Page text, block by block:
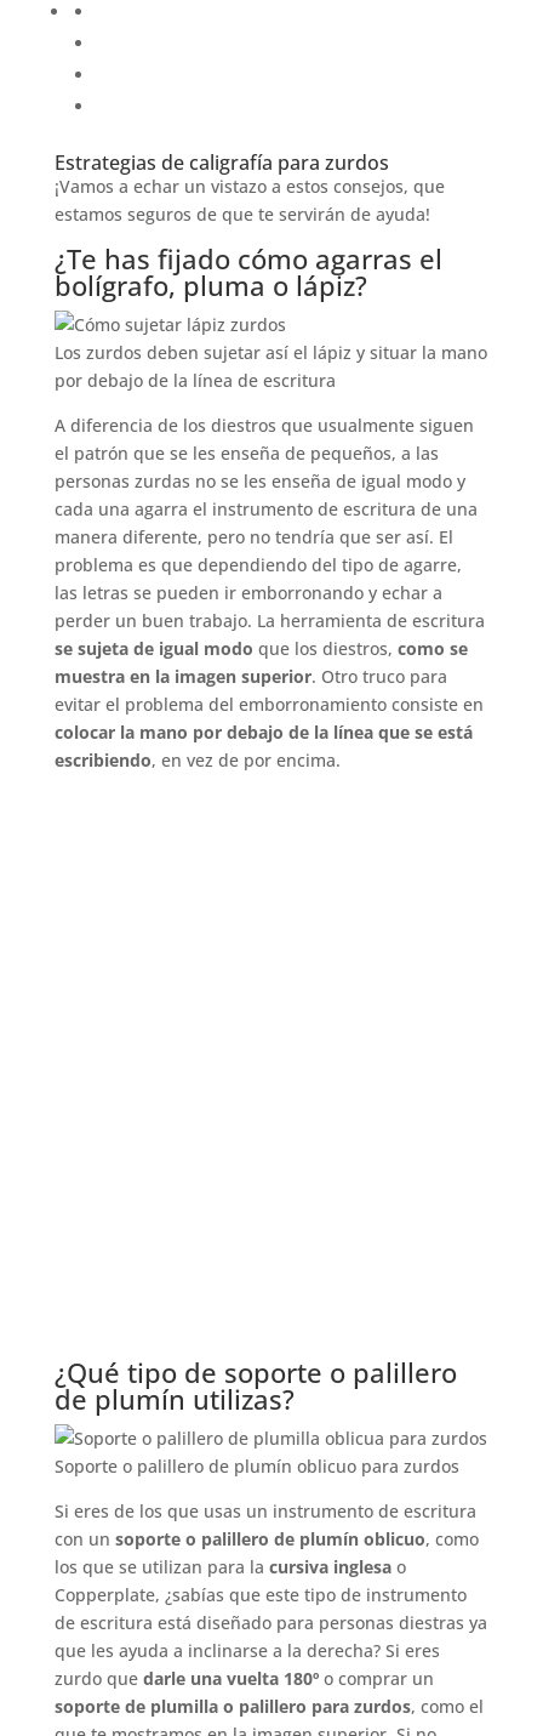
Estrategias de caligrafía para zurdos
¡Vamos a echar un vistazo a estos consejos, que
estamos seguros de que te servirán de ayuda!
¿Te has fijado cómo agarras el
bolígrafo, pluma o lápiz?
Los zurdos deben sujetar así el lápiz y situar la mano
por debajo de la línea de escritura
A diferencia de los diestros que usualmente siguen
el patrón que se les enseña de pequeños, a las
personas zurdas no se les enseña de igual modo y
cada una agarra el instrumento de escritura de una
manera diferente, pero no tendría que ser así. El
problema es que dependiendo del tipo de agarre,
las letras se pueden ir emborronando y echar a
perder un buen trabajo. La herramienta de escritura
se sujeta de igual modo que los diestros, como se
muestra en la imagen superior. Otro truco para
evitar el problema del emborronamiento consiste en
colocar la mano por debajo de la línea que se está
escribiendo, en vez de por encima.
¿Qué tipo de soporte o palillero
de plumín utilizas?
Soporte o palillero de plumín oblicuo para zurdos
Si eres de los que usas un instrumento de escritura
con un soporte o palillero de plumín oblicuo, como
los que se utilizan para la cursiva inglesao
Copperplate, ¿sabías que este tipo de instrumento
de escritura está diseñado para personas diestras ya
que les ayuda a inclinarse a la derecha? Si eres
zurdo que darle una vuelta 180ºo comprar un
soporte de plumilla o palillero para zurdos, como el